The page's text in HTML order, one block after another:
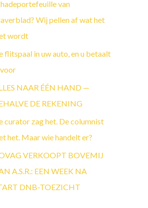
van
Wij pellen af wat het
wordt
flitspaal in uw auto, en u betaalt
NAAR ÉÉN HAND —
DE REKENING
curator zag het. De columnist
het. Maar wie handelt er?
VERKOOPT BOVEMIJ
A.S.R.: EEN WEEK NA
DNB-TOEZICHT